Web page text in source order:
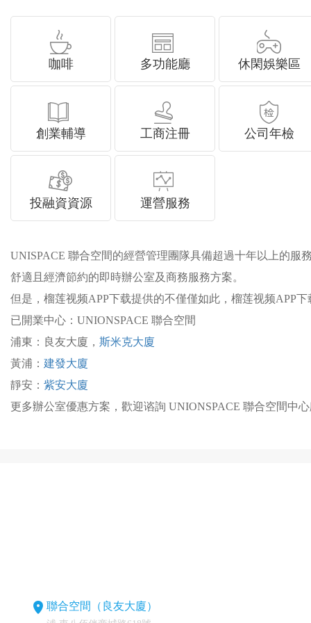
咖啡 多功能廳 休閑娛樂區
創業輔導 工商注冊 公司年檢
投融資資源 運營服務
UNISPACE 聯合空間的經營管理團隊具備超過十年以上的服務
舒適且經濟節約的即時辦公室及商務服務方案。
但是，榴莲视频APP下载提供的不僅僅如此，榴莲视频APP下
已開業中心：UNIONSPACE 聯合空間
浦東：良友大廈， 斯米克大廈
黃浦： 建發大廈
靜安： 紫安大廈
更多辦公室優惠方案，歡迎谘詢 UNIONSPACE 聯合空間中
聯合空間（良友大廈）